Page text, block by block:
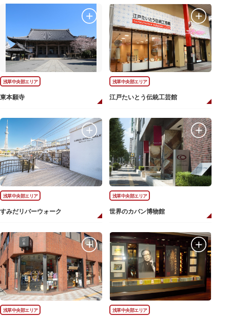
浅草中央部エリア
東本願寺
浅草中央部エリア
江戸たいとう伝統工芸館
浅草中央部エリア
すみだリバーウォーク
浅草中央部エリア
世界のカバン博物館
浅草中央部エリア 浅草中央部エリア